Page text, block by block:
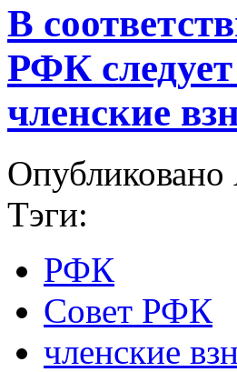
В
РФК следует
членские
Тэги:
РФК
Совет РФК
членские